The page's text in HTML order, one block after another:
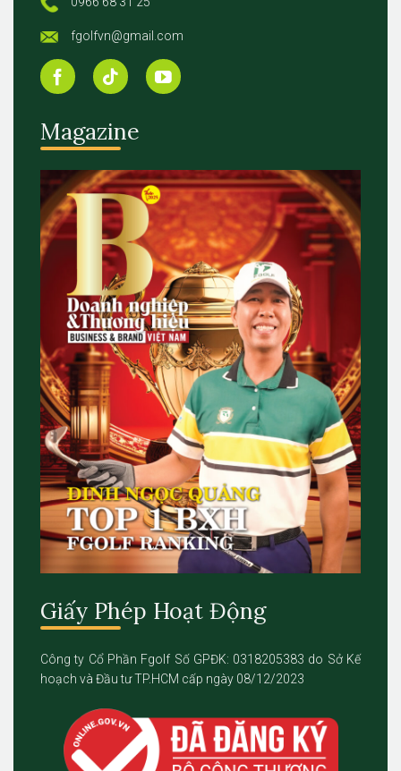
fgolfvn@gmail.com
Magazine
Giấy Phép Hoạt Động
Công ty Cổ Phần Fgolf Số GPĐK: 0318205383 do Sở Kế
hoạch và Đầu tư TP.HCM cấp ngày 08/12/2023